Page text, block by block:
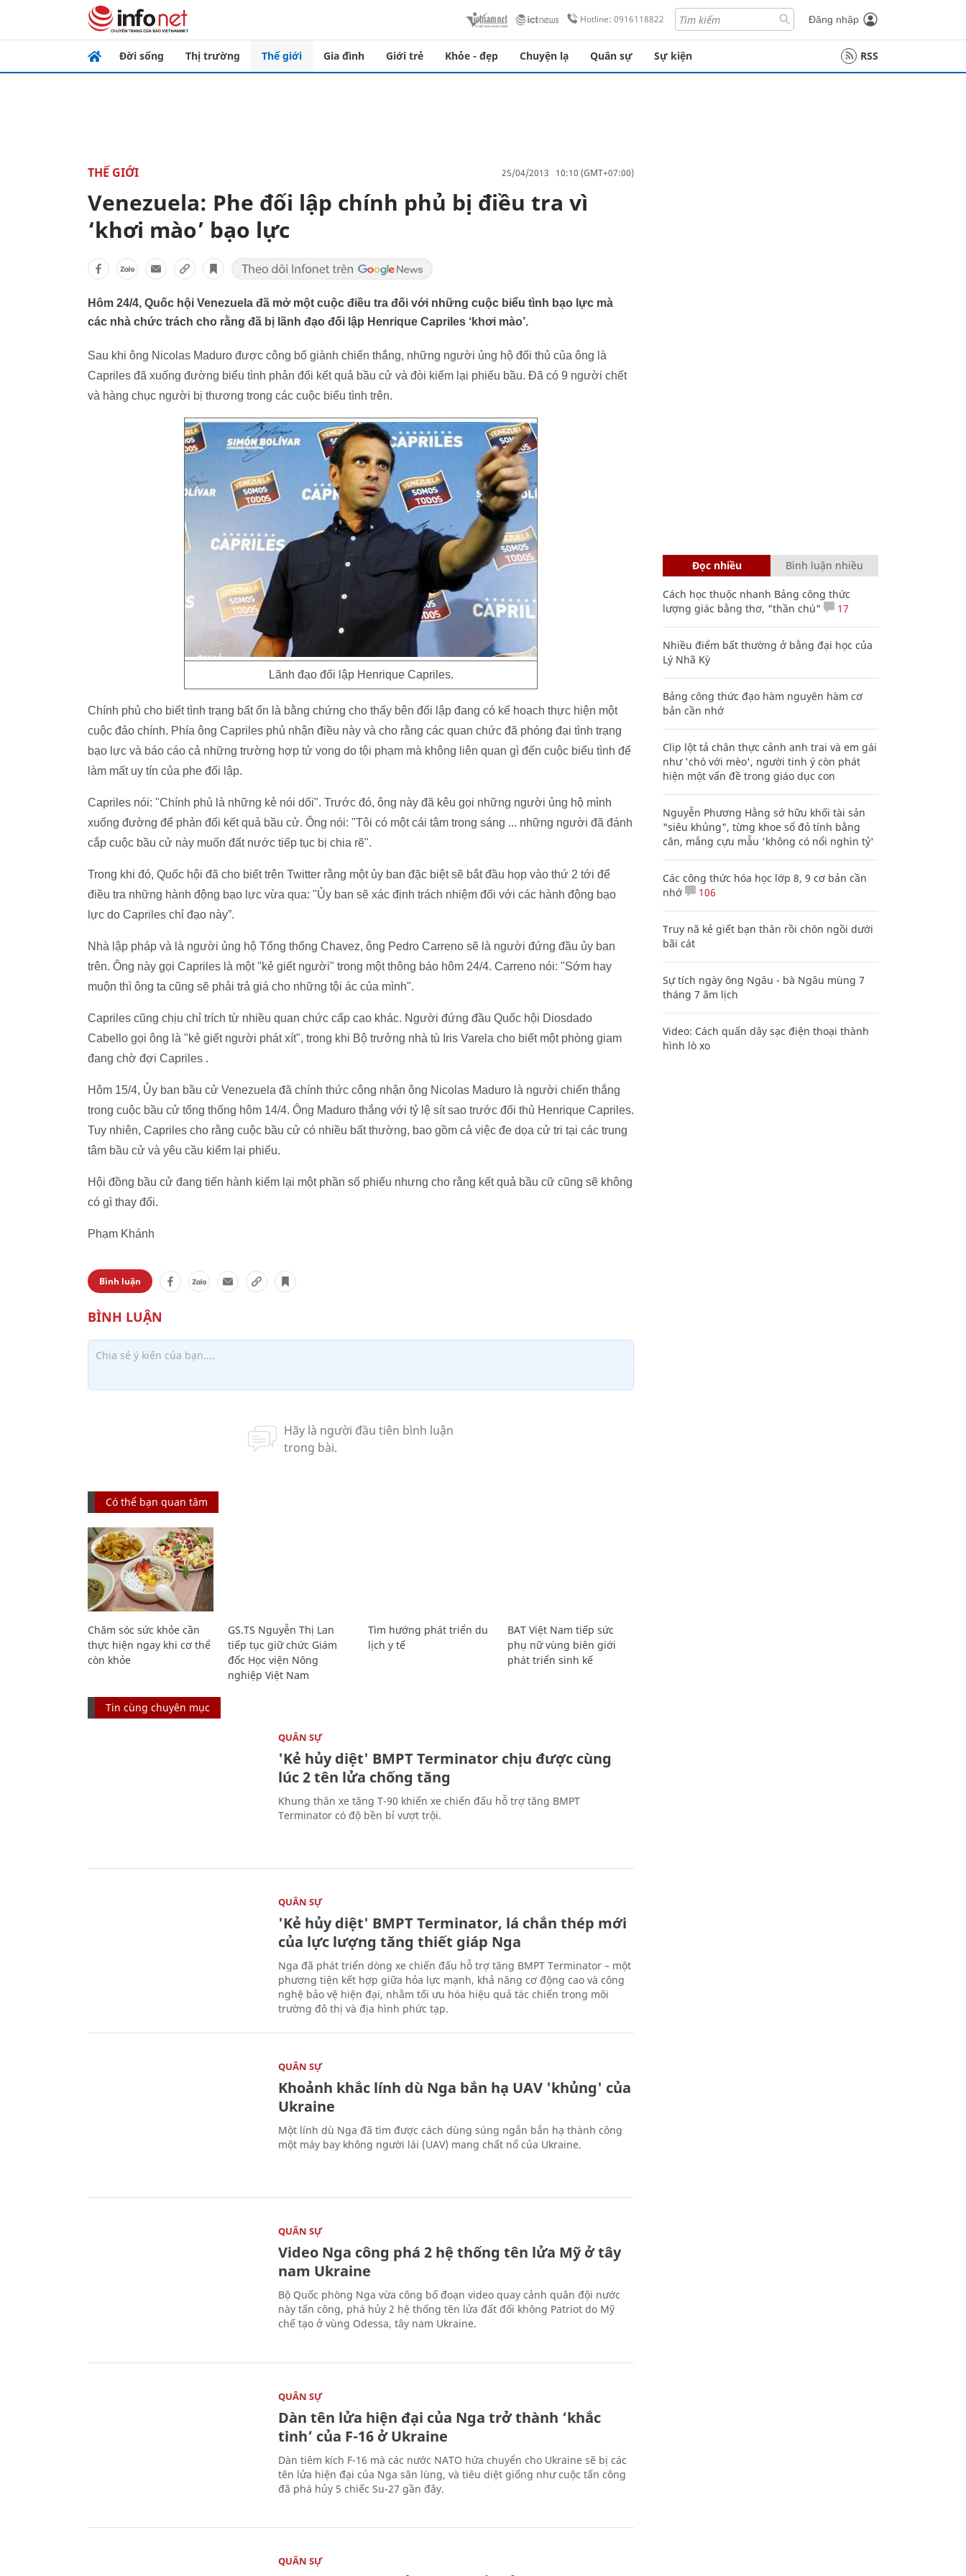
Hotline: 0916118822 Đăng nhập
Đời sống Thị trường Thế giới Gia đình Giới trẻ Khỏe - đẹp Chuyện lạ Quân sự Sự kiện RSS
THẾ GIỚI 25/04/2013 10:10 (GMT+07:00)
Venezuela: Phe đối lập chính phủ bị điều tra vì
‘khơi mào’ bạo lực
Hôm 24/4, Quốc hội Venezuela đã mở một cuộc điều tra đối với những cuộc biểu tình bạo lực mà
các nhà chức trách cho rằng đã bị lãnh đạo đối lập Henrique Capriles ‘khơi mào’.
Sau khi ông Nicolas Maduro được công bố giành chiến thắng, những người ủng hộ đối thủ của ông là
Capriles đã xuống đường biểu tình phản đối kết quả bầu cử và đòi kiểm lại phiếu bầu. Đã có 9 người chết
và hàng chục người bị thương trong các cuộc biểu tình trên.
Lãnh đạo đối lập Henrique Capriles.
Chính phủ cho biết tình trạng bất ổn là bằng chứng cho thấy bên đối lập đang có kế hoạch thực hiện một
cuộc đảo chính. Phía ông Capriles phủ nhận điều này và cho rằng các quan chức đã phóng đại tình trạng
bạo lực và báo cáo cả những trường hợp tử vong do tội phạm mà không liên quan gì đến cuộc biểu tình để
làm mất uy tín của phe đối lập.
Capriles nói: "Chính phủ là những kẻ nói dối". Trước đó, ông này đã kêu gọi những người ủng hộ mình
xuống đường để phản đối kết quả bầu cử. Ông nói: "Tôi có một cái tâm trong sáng ... những người đã đánh
cắp cuộc bầu cử này muốn đất nước tiếp tục bị chia rẽ".
Trong khi đó, Quốc hội đã cho biết trên Twitter rằng một ủy ban đặc biệt sẽ bắt đầu họp vào thứ 2 tới để
điều tra những hành động bạo lực vừa qua: "Ủy ban sẽ xác định trách nhiệm đối với các hành động bạo
lực do Capriles chỉ đạo này”.
Nhà lập pháp và là người ủng hộ Tổng thống Chavez, ông Pedro Carreno sẽ là người đứng đầu ủy ban
trên. Ông này gọi Capriles là một "kẻ giết người" trong một thông báo hôm 24/4. Carreno nói: "Sớm hay
muộn thì ông ta cũng sẽ phải trả giá cho những tội ác của mình".
Capriles cũng chịu chỉ trích từ nhiều quan chức cấp cao khác. Người đứng đầu Quốc hội Diosdado
Cabello gọi ông là "kẻ giết người phát xít", trong khi Bộ trưởng nhà tù Iris Varela cho biết một phòng giam
đang chờ đợi Capriles .
Hôm 15/4, Ủy ban bầu cử Venezuela đã chính thức công nhận ông Nicolas Maduro là người chiến thắng
trong cuộc bầu cử tổng thống hôm 14/4. Ông Maduro thắng với tỷ lệ sít sao trước đối thủ Henrique Capriles.
Tuy nhiên, Capriles cho rằng cuộc bầu cử có nhiều bất thường, bao gồm cả việc đe dọa cử tri tại các trung
tâm bầu cử và yêu cầu kiểm lại phiếu.
Hội đồng bầu cử đang tiến hành kiểm lại một phần số phiếu nhưng cho rằng kết quả bầu cữ cũng sẽ không
có gì thay đổi.
Phạm Khánh
Bình luận
Có thể bạn quan tâm
Chăm sóc sức khỏe cần
thực hiện ngay khi cơ thể
còn khỏe
GS.TS Nguyễn Thị Lan
tiếp tục giữ chức Giám
đốc Học viện Nông
nghiệp Việt Nam
Tìm hướng phát triển du
lịch y tế
BAT Việt Nam tiếp sức
phụ nữ vùng biên giới
phát triển sinh kế
Tin cùng chuyên mục
QUÂN SỰ
'Kẻ hủy diệt' BMPT Terminator chịu được cùng
lúc 2 tên lửa chống tăng
Khung thân xe tăng T-90 khiến xe chiến đấu hỗ trợ tăng BMPT
Terminator có độ bền bỉ vượt trội.
QUÂN SỰ
'Kẻ hủy diệt' BMPT Terminator, lá chắn thép mới
của lực lượng tăng thiết giáp Nga
Nga đã phát triển dòng xe chiến đấu hỗ trợ tăng BMPT Terminator – một
phương tiện kết hợp giữa hỏa lực mạnh, khả năng cơ động cao và công
nghệ bảo vệ hiện đại, nhằm tối ưu hóa hiệu quả tác chiến trong môi
trường đô thị và địa hình phức tạp.
QUÂN SỰ
Khoảnh khắc lính dù Nga bắn hạ UAV 'khủng' của
Ukraine
Một lính dù Nga đã tìm được cách dùng súng ngắn bắn hạ thành công
một máy bay không người lái (UAV) mang chất nổ của Ukraine.
QUÂN SỰ
Video Nga công phá 2 hệ thống tên lửa Mỹ ở tây
nam Ukraine
Bộ Quốc phòng Nga vừa công bố đoạn video quay cảnh quân đội nước
này tấn công, phá hủy 2 hệ thống tên lửa đất đối không Patriot do Mỹ
chế tạo ở vùng Odessa, tây nam Ukraine.
QUÂN SỰ
Dàn tên lửa hiện đại của Nga trở thành ‘khắc
tinh’ của F-16 ở Ukraine
Dàn tiêm kích F-16 mà các nước NATO hứa chuyển cho Ukraine sẽ bị các
tên lửa hiện đại của Nga săn lùng, và tiêu diệt giống như cuộc tấn công
đã phá hủy 5 chiếc Su-27 gần đây.
QUÂN SỰ
Đọc nhiều Bình luận nhiều
Cách học thuộc nhanh Bảng công thức
lượng giác bằng thơ, "thần chú"
17
Nhiều điểm bất thường ở bằng đại học của
Lý Nhã Kỳ
Bảng công thức đạo hàm nguyên hàm cơ
bản cần nhớ
Clip lột tả chân thực cảnh anh trai và em gái
như 'chó với mèo', người tinh ý còn phát
hiện một vấn đề trong giáo dục con
Nguyễn Phương Hằng sở hữu khối tài sản
"siêu khủng", từng khoe sổ đỏ tính bằng
cân, mắng cựu mẫu 'không có nổi nghìn tỷ'
Các công thức hóa học lớp 8, 9 cơ bản cần
nhớ
106
Truy nã kẻ giết bạn thân rồi chôn ngồi dưới
bãi cát
Sự tích ngày ông Ngâu - bà Ngâu mùng 7
tháng 7 âm lịch
Video: Cách quấn dây sạc điện thoại thành
hình lò xo